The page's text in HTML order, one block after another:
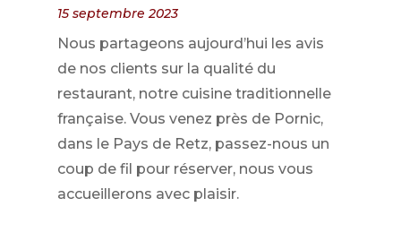
15 septembre 2023
Nous partageons aujourd’hui les avis
de nos clients sur la qualité du
restaurant, notre cuisine traditionnelle
française. Vous venez près de Pornic,
dans le Pays de Retz, passez-nous un
coup de fil pour réserver, nous vous
accueillerons avec plaisir.